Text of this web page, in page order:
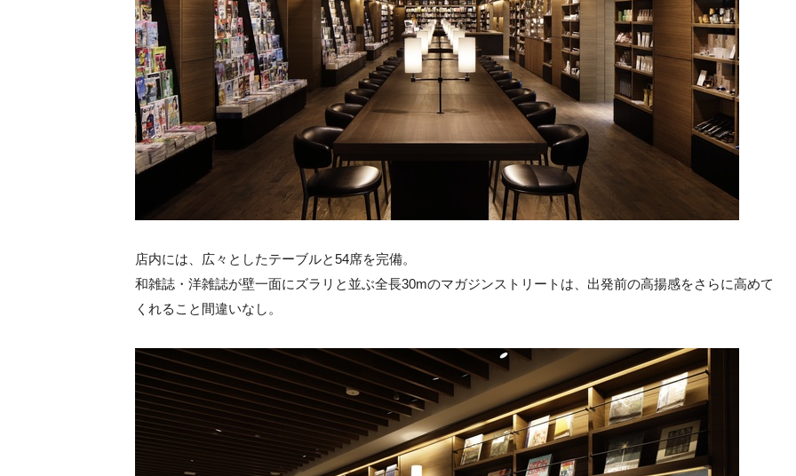
店内には、広々としたテーブルと54席を完備。
和雑誌・洋雑誌が壁一面にズラリと並ぶ全長30mのマガジンストリートは、出発前の高揚感をさらに高めて
くれること間違いなし。